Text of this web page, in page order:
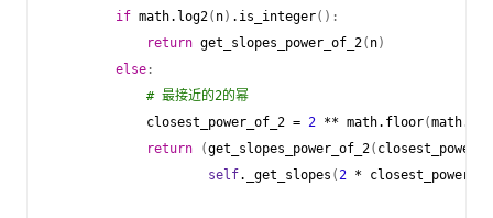
if math. log2( n) . is_integer():
return get_slopes_power_of_2( n)
else :
# 最接近的2的幂
closest_power_of_2 = 2 ** math. floor(math.
return
(get_slopes_power_of_2(
self. _get_slopes (2 *